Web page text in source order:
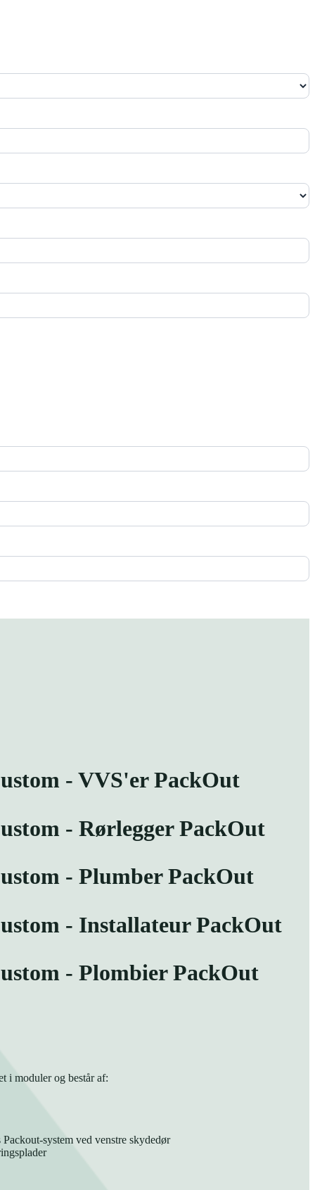
- VVS'er PackOut
- Rørlegger PackOut
- Plumber PackOut
- Installateur PackOut
- Plombier PackOut
i moduler og består af:
system ved venstre skydedør